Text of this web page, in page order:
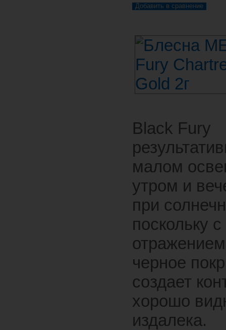
Black Fury
малом
утром и
при
поскольку
черное
создает
хорошо
издалека.